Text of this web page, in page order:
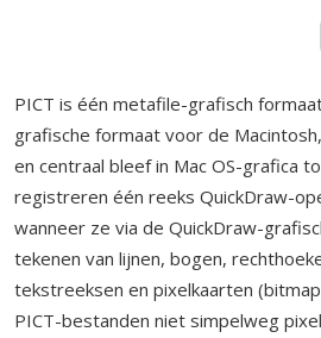
PICT is één metafile-grafisch
grafische formaat voor de
en centraal bleef in Mac OS-grafica
registreren één reeks QuickDraw-
wanneer ze via de QuickDraw-
tekenen van lijnen, bogen,
tekstreeksen en pixelkaarten
PICT-bestanden niet simpelweg